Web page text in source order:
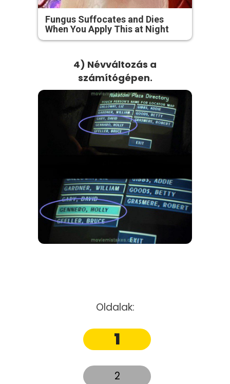
Fungus Suffocates and Dies
When You Apply This at Night
4) Névváltozás a
számítógépen.
Oldalak:
1
2